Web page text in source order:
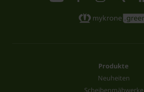
Produkte
Neuheiten
Scheibenmähwerke